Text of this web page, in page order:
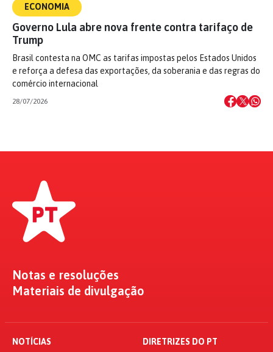
ECONOMIA
Governo Lula abre nova frente contra tarifaço de
Trump
Brasil contesta na OMC as tarifas impostas pelos Estados Unidos
e reforça a defesa das exportações, da soberania e das regras do
comércio internacional
28/07/2026
Notas e resoluções
Materiais de divulgação
NOTÍCIAS DIRETRIZES DO PT